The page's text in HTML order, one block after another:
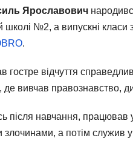
Ярославович
школі №2, а випускні
.
гостре відчуття
де вивчав правознавство,
після навчання, працював
злочинами, а потім служив